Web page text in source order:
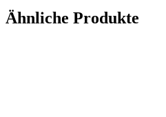
Ähnliche Produkte